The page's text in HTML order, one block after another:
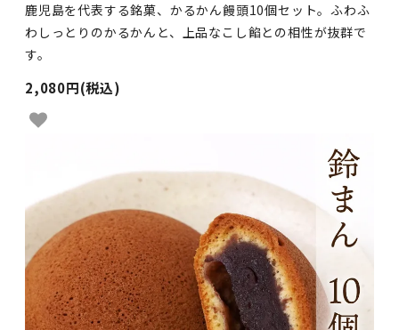
鹿児島を代表する銘菓、かるかん饅頭10個セット。ふわふ
わしっとりのかるかんと、上品なこし餡との相性が抜群で
す。
2,080円(税込)